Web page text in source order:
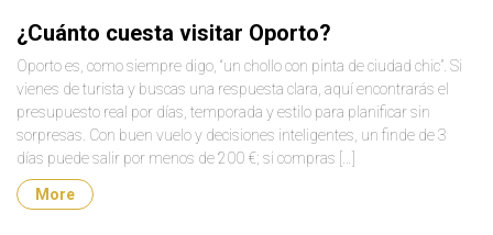
¿Cuánto cuesta visitar Oporto?
Oporto es, como siempre digo, “un chollo con pinta de ciudad chic”. Si
vienes de turista y buscas una respuesta clara, aquí encontrarás el
presupuesto real por días, temporada y estilo para planificar sin
sorpresas. Con buen vuelo y decisiones inteligentes, un finde de 3
días puede salir por menos de 200 €; si compras […]
More